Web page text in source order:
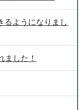
るようになりまし
した！